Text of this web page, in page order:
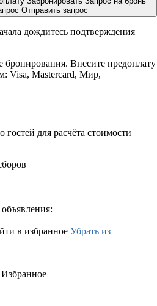
Отправить запрос
дождитесь подтверждения
Внесите предоплату
Visa, Mastercard, Мир,
для расчёта стоимости
в избранное Убрать из
Избранное